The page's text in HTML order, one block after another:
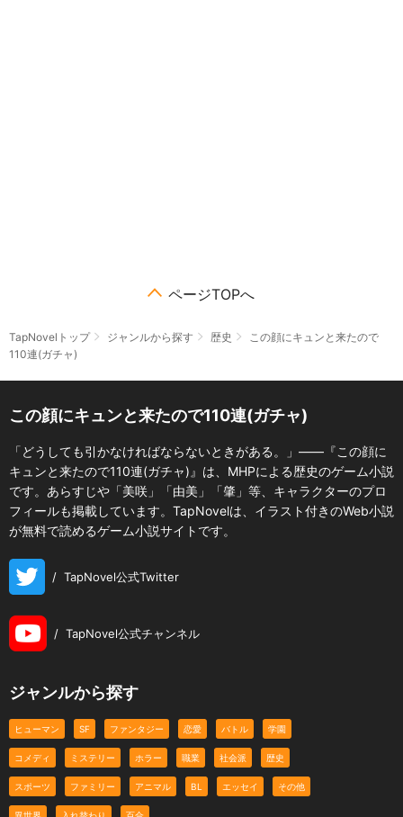
ページTOPへ
TapNovelトップ ジャンルから探す 歴史
この顔にキュンと来たので
110連(ガチャ)
この顔にキュンと来たので110連(ガチャ)
「どうしても引かなければならないときがある。」――『この顔に
キュンと来たので110連(ガチャ)』は、MHPによる歴史のゲーム小説
です。あらすじや「美咲」「由美」「肇」等、キャラクターのプロ
フィールも掲載しています。TapNovelは、イラスト付きのWeb小説
が無料で読めるゲーム小説サイトです。
/ TapNovel公式Twitter
/ TapNovel公式チャンネル
ジャンルから探す
ヒューマン SF ファンタジー 恋愛 バトル 学園
コメディ ミステリー ホラー 職業 社会派 歴史
スポーツ ファミリー アニマル BL エッセイ その他